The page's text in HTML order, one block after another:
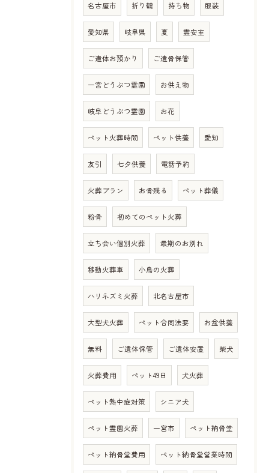
名古屋市 折り鶴 持ち物 服装
愛知県 岐阜県 夏 霊安室
ご遺体お預かり ご遺骨保管
一宮どうぶつ霊園 お供え物
岐阜どうぶつ霊園 お花
ペット火葬時間 ペット供養 愛知
友引 七夕供養 電話予約
火葬プラン お骨残る ペット葬儀
粉骨 初めてのペット火葬
立ち会い個別火葬 最期のお別れ
移動火葬車 小鳥の火葬
ハリネズミ火葬 北名古屋市
大型犬火葬 ペット合同法要 お盆供養
無料 ご遺体保管 ご遺体安置 柴犬
火葬費用 ペット49日 犬火葬
ペット熱中症対策 シニア犬
ペット霊園火葬 一宮市 ペット納骨堂
ペット納骨堂費用 ペット納骨堂営業時間